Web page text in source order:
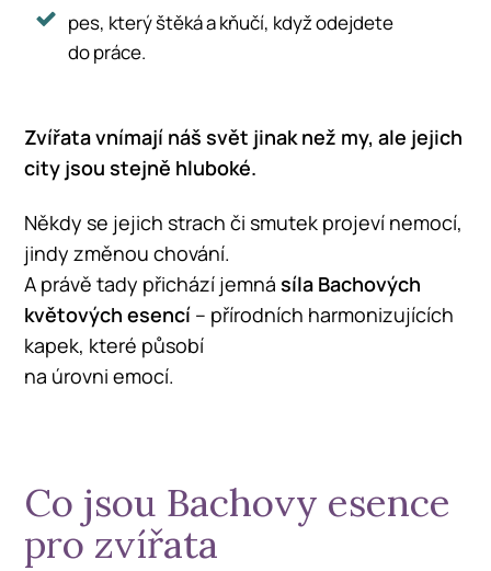
pes, který štěká a kňučí, když odejdete
do práce.
Zvířata vnímají náš svět jinak než my, ale jejich
city jsou stejně hluboké.
Někdy se jejich strach či smutek projeví nemocí,
jindy změnou chování.
A právě tady přichází jemnásíla Bachových
květových esencí – přírodních harmonizujících
kapek, které působí
na úrovni emocí.
Co jsou Bachovy esence
pro zvířata